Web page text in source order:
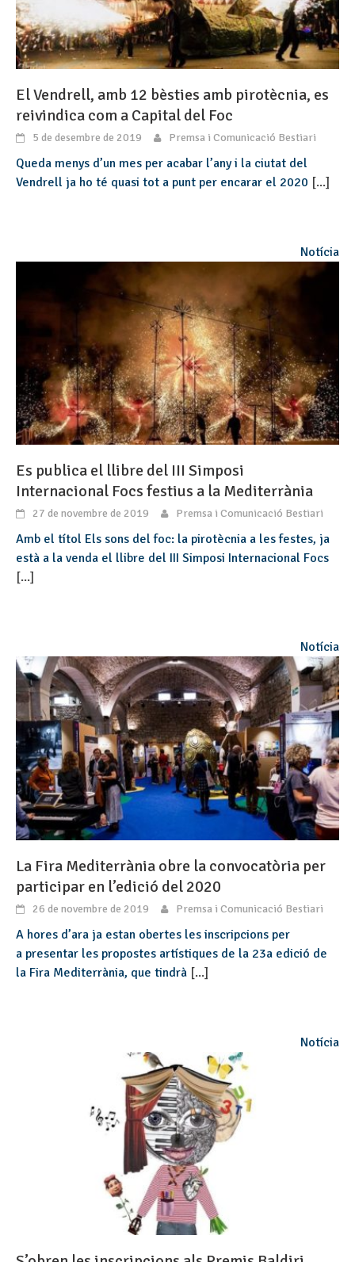
El Vendrell, amb 12 bèsties amb pirotècnia, es
reivindica com a Capital del Foc
5 de desembre de 2019 Premsa i Comunicació Bestiari
Queda menys d’un mes per acabar l’any i la ciutat del
Vendrell ja ho té quasi tot a punt per encarar el 2020 [...]
Notícia
Es publica el llibre del III Simposi
Internacional Focs festius a la Mediterrània
27 de novembre de 2019 Premsa i Comunicació Bestiari
Amb el títol Els sons del foc: la pirotècnia a les festes, ja
està a la venda el llibre del III Simposi Internacional Focs
[...]
Notícia
La Fira Mediterrània obre la convocatòria per
participar en l’edició del 2020
26 de novembre de 2019 Premsa i Comunicació Bestiari
A hores d’ara ja estan obertes les inscripcions per
a presentar les propostes artístiques de la 23a edició de
la Fira Mediterrània, que tindrà [...]
Notícia